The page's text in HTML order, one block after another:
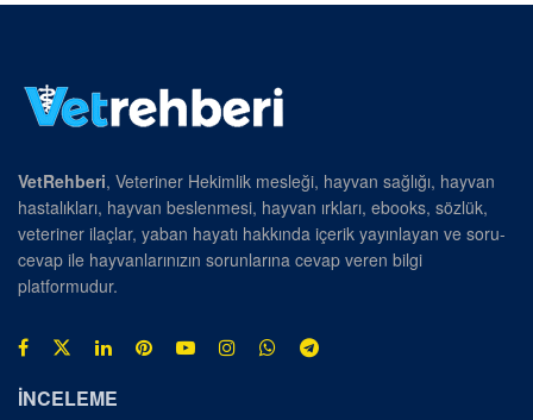
VetRehberi, Veteriner Hekimlik mesleği, hayvan sağlığı, hayvan
hastalıkları, hayvan beslenmesi, hayvan ırkları, ebooks, sözlük,
veteriner ilaçlar, yaban hayatı hakkında içerik yayınlayan ve soru-
cevap ile hayvanlarınızın sorunlarına cevap veren bilgi
platformudur.
İNCELEME